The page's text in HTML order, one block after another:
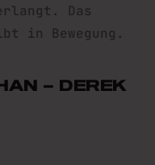
Das
in Bewegung.
– DEREK